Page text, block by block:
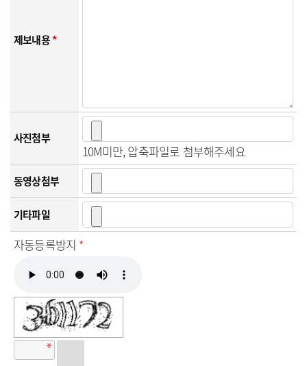
제보내용*
사진첨부
10M미만, 압축파일로 첨부해주세요
동영상첨부
기타파일
자동등록방지 *